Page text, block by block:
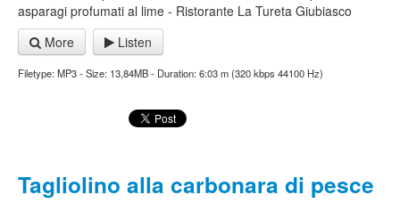
asparagi profumati al lime - Ristorante La Tureta Giubiasco
More
Listen
Filetype: MP3 - Size: 13,84MB - Duration: 6:03 m (320 kbps 44100 Hz)
Tagliolino alla carbonara di pesce